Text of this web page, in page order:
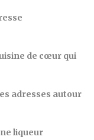
de cœur qui
adresses autour
liqueur